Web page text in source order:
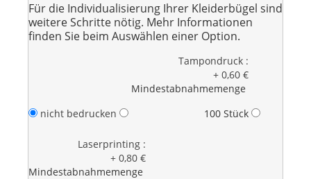
Für die Individualisierung Ihrer Kleiderbügel sind
weitere Schritte nötig. Mehr Informationen
finden Sie beim Auswählen einer Option.
nicht bedrucken
Tampondruck :
+ 0,60 €
Mindestabnahmemenge
100 Stück
Laserprinting :
+ 0,80 €
Mindestabnahmemenge